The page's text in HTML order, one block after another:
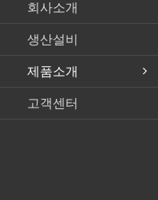
회사소개
생산설비
제품소개
고객센터